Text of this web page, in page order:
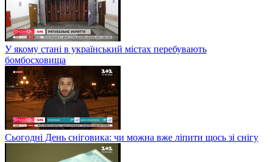
У якому стані в український містах перебувають
бомбосховища
Сьогодні День сніговика: чи можна вже ліпити щось зі снігу